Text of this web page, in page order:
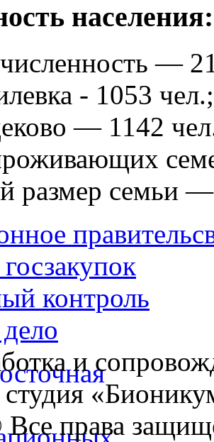
населения:
—
- 1053 чел.;
— 1142
размер семьи
и
Все права